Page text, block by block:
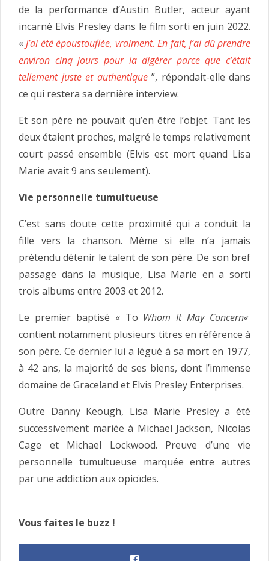
de la performance d’Austin Butler, acteur ayant
incarné Elvis Presley dans le film sorti en juin 2022.
«J’ai été époustouflée, vraiment. En fait, j’ai dû prendre
environ cinq jours pour la digérer parce que c’était
tellement juste et authentique”, répondait-elle dans
ce qui restera sa dernière interview.
Et son père ne pouvait qu’en être l’objet. Tant les
deux étaient proches, malgré le temps relativement
court passé ensemble (Elvis est mort quand Lisa
Marie avait 9 ans seulement).
Vie personnelle tumultueuse
C’est sans doute cette proximité qui a conduit la
fille vers la chanson. Même si elle n’a jamais
prétendu détenir le talent de son père. De son bref
passage dans la musique, Lisa Marie en a sorti
trois albums entre 2003 et 2012.
Le premier baptisé « To Whom It May Concern«
contient notamment plusieurs titres en référence à
son père. Ce dernier lui a légué à sa mort en 1977,
à 42 ans, la majorité de ses biens, dont l’immense
domaine de Graceland et Elvis Presley Enterprises.
Outre Danny Keough, Lisa Marie Presley a été
successivement mariée à Michael Jackson, Nicolas
Cage et Michael Lockwood. Preuve d’une vie
personnelle tumultueuse marquée entre autres
par une addiction aux opioïdes.
Vous faites le buzz !